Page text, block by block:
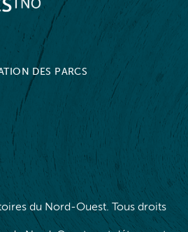
DES PARCS
du Nord-Ouest. Tous droits